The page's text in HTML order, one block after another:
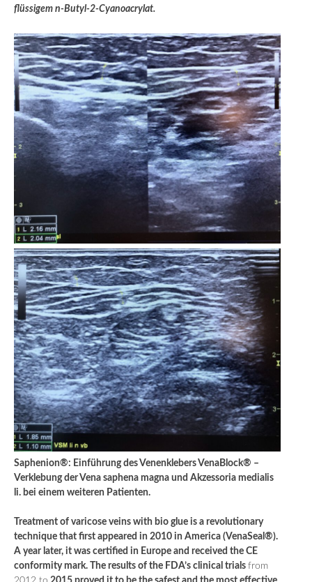
flüssigem n-Butyl-2-Cyanoacrylat.
Saphenion®: Einführung des Venenklebers VenaBlock® –
Verklebung der Vena saphena magna und Akzessoria medialis
li. bei einem weiteren Patienten.
Treatment of varicose veins with bio glue is a revolutionary
technique that first appeared in 2010 in America (VenaSeal®).
A year later, it was certified in Europe and received the CE
conformity mark. The results of the FDA’s clinical trials from